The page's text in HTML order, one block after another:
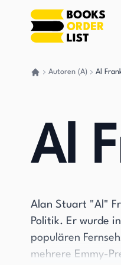
Autoren (A) Al
Al
Alan Stuart "Al"
Politik. Er wurde
populären
mehrere Emmy-